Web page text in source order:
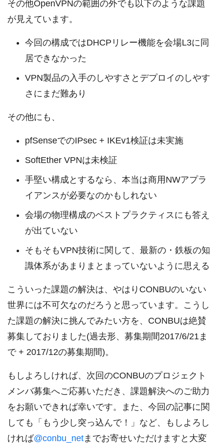
その他OpenVPNの範囲の外でも以下のような課題
が見えています。
今回の構成ではDHCPリレー機能を会場L3に同
居できなかった
VPN製品の入手のしやすさとデプロイのしやす
さにまだ難あり
その他にも、
pfSenseでのIPsec + IKEv1検証は未実施
SoftEther VPNは未検証
手堅い構成とするなら、本当は商用NWアプラ
イアンスが必要なのかもしれない
会場の物理構成のベストプラクティスにも答え
が出ていない
そもそもVPN技術に関して、最新の・鉄板の知
識体系があまりまとまっていないように思える
こういった課題の解決は、やはりCONBUのいない
世界には不可欠なのだろうと思っています。こうし
た課題の解決に挑んでみたい方を、CONBUは絶賛
募集しておりました(過去形、募集期間2017/6/21ま
で + 2017/12の募集期間)。
もしよろしければ、次回のCONBUのプロジェクト
メンバ募集へご応募いただき、課題解決へのご助力
をお願いできれば幸いです。また、今回の記事に関
しても「もう少し突っ込んで！」など、もしよろし
ければ@conbu_net までお寄せいただけますと大変